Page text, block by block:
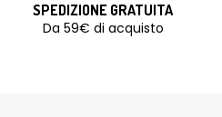
SPEDIZIONE GRATUITA
Da 59€ di acquisto